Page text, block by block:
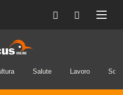
Salute Lavoro